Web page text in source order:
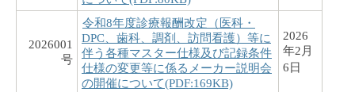
2026001
号
令和8年度診療報酬改定（医科・
DPC、歯科、調剤、訪問看護）等に
伴う各種マスター仕様及び記録条件
仕様の変更等に係るメーカー説明会
の開催について(PDF:169KB)
2026
年2月
6日